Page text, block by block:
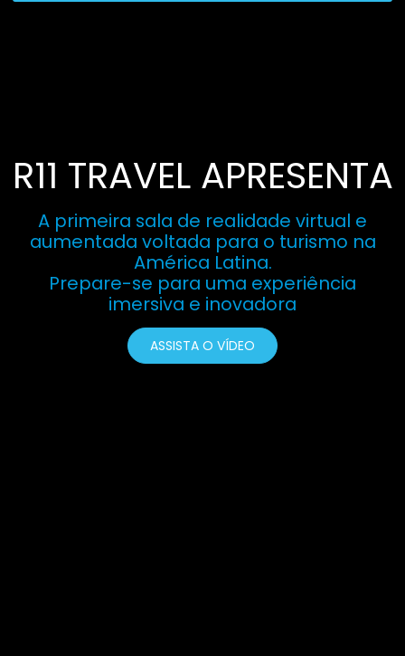
R11 TRAVEL APRESENTA
A primeira sala de realidade virtual e
aumentada voltada para o turismo na
América Latina.
Prepare-se para uma experiência
imersiva e inovadora
ASSISTA O VÍDEO